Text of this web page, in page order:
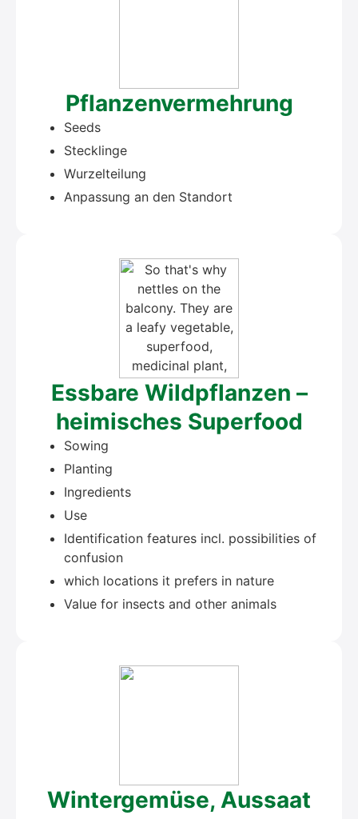
Pflan­zen­ver­meh­rung
Seeds
Steck­lin­ge
Wur­zel­tei­lung
Anpas­sung an den Stand­ort
Ess­ba­re Wild­pflan­zen –
hei­mi­sches Super­food
Sowing
Plan­ting
Ingre­di­ents
Use
Iden­ti­fi­ca­ti­on fea­tures incl. pos­si­bi­li­ties of
con­fu­si­on
which loca­ti­ons it pre­fers in natu­re
Value for insects and other ani­mals
Win­ter­ge­mü­se, Aus­saat